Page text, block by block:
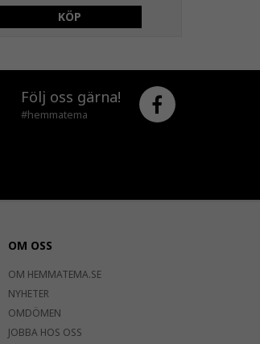
KÖP
Följ oss gärna!
#hemmatema
OM OSS
OM HEMMATEMA.SE
NYHETER
OMDÖMEN
JOBBA HOS OSS